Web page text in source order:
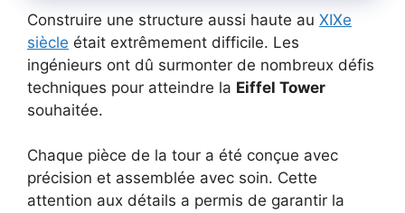
Construire une structure aussi haute au XIXe
siècle était extrêmement difficile. Les
ingénieurs ont dû surmonter de nombreux défis
techniques pour atteindre la Eiffel Tower
souhaitée.
Chaque pièce de la tour a été conçue avec
précision et assemblée avec soin. Cette
attention aux détails a permis de garantir la